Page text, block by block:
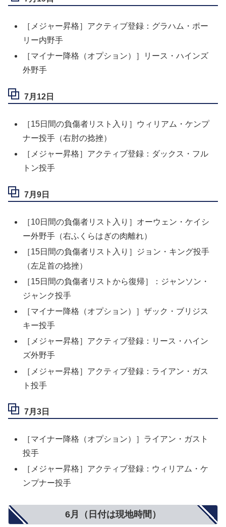
［メジャー昇格］アクティブ登録：グラハム・ポー
リー内野手
［マイナー降格（オプション）］リース・ハインズ
外野手
7月12日
［15日間の負傷者リスト入り］ウィリアム・ケンプ
ナー投手（右肘の捻挫）
［メジャー昇格］アクティブ登録：ダックス・フル
トン投手
7月9日
［10日間の負傷者リスト入り］オーウェン・ケイシ
ー外野手（右ふくらはぎの肉離れ）
［15日間の負傷者リスト入り］ジョン・キング投手
（左足首の捻挫）
［15日間の負傷者リストから復帰］：ジャンソン・
ジャンク投手
［マイナー降格（オプション）］ザック・ブリジス
キー投手
［メジャー昇格］アクティブ登録：リース・ハイン
ズ外野手
［メジャー昇格］アクティブ登録：ライアン・ガス
ト投手
7月3日
［マイナー降格（オプション）］ライアン・ガスト
投手
［メジャー昇格］アクティブ登録：ウィリアム・ケ
ンプナー投手
6月（日付は現地時間）